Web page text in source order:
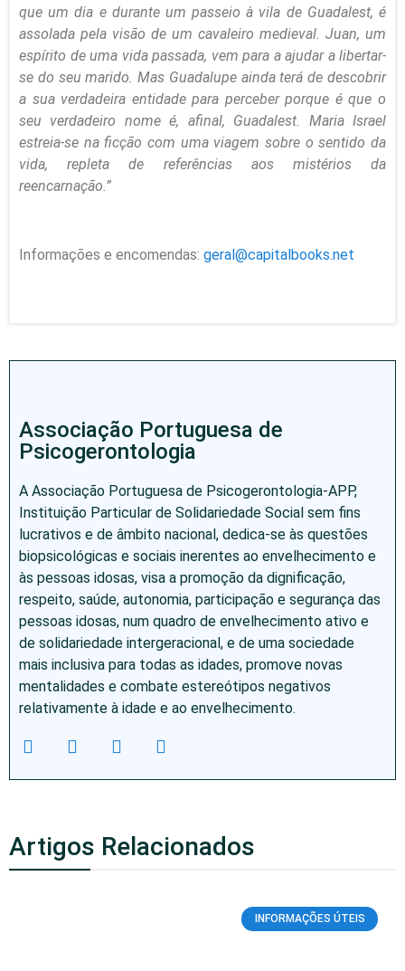
que um dia e durante um passeio à vila de Guadalest, é
assolada pela visão de um cavaleiro medieval. Juan, um
espírito de uma vida passada, vem para a ajudar a libertar-
se do seu marido. Mas Guadalupe ainda terá de descobrir
a sua verdadeira entidade para perceber porque é que o
seu verdadeiro nome é, afinal, Guadalest. Maria Israel
estreia-se na ficção com uma viagem sobre o sentido da
vida, repleta de referências aos mistérios da
reencarnação.”
Informações e encomendas: geral@capitalbooks.net
Associação Portuguesa de
Psicogerontologia
A Associação Portuguesa de Psicogerontologia-APP,
Instituição Particular de Solidariedade Social sem fins
lucrativos e de âmbito nacional, dedica-se às questões
biopsicológicas e sociais inerentes ao envelhecimento e
às pessoas idosas, visa a promoção da dignificação,
respeito, saúde, autonomia, participação e segurança das
pessoas idosas, num quadro de envelhecimento ativo e
de solidariedade intergeracional, e de uma sociedade
mais inclusiva para todas as idades, promove novas
mentalidades e combate estereótipos negativos
relativamente à idade e ao envelhecimento.
Artigos Relacionados
INFORMAÇÕES ÚTEIS